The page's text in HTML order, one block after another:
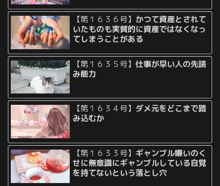
【第１６３６号】 かつて資産とされて
いたものも実質的に資産ではなくなっ
てしまうことがある
【第１６３５号】仕事が早い人の先読
み能力
【第１６３４号】 ダメ元をどこまで踏
み込むか
【第１６３３号】 ギャンブル嫌いのく
せに無意識にギャンブルしている自覚
を持てないという落とし穴